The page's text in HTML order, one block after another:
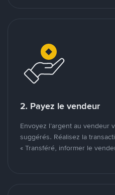
2. Payez le vendeur
Envoyez l’argent au vendeur
suggérés. Réalisez la
« Transféré, informer le